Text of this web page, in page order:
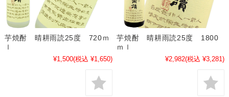
芋焼酎 晴耕雨読25度 720ｍ
ｌ
¥1,500(税込 ¥1,650)
芋焼酎 晴耕雨読25度 1800
ｍｌ
¥2,982(税込 ¥3,281)